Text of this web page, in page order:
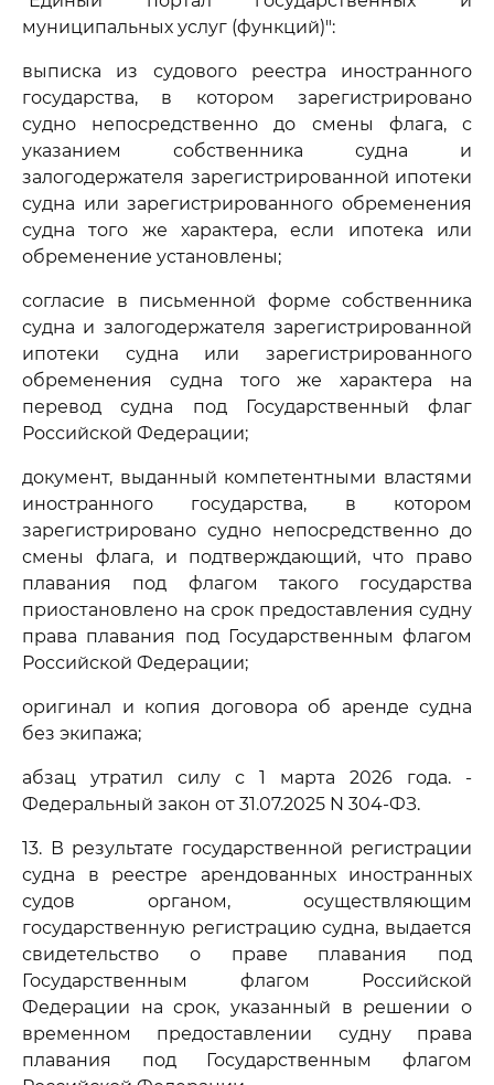
муниципальных услуг (функций)":
выписка из судового реестра иностранного
государства, в котором зарегистрировано
судно непосредственно до смены флага, с
указанием собственника судна и
залогодержателя зарегистрированной ипотеки
судна или зарегистрированного обременения
судна того же характера, если ипотека или
обременение установлены;
согласие в письменной форме собственника
судна и залогодержателя зарегистрированной
ипотеки судна или зарегистрированного
обременения судна того же характера на
перевод судна под Государственный флаг
Российской Федерации;
документ, выданный компетентными властями
иностранного государства, в котором
зарегистрировано судно непосредственно до
смены флага, и подтверждающий, что право
плавания под флагом такого государства
приостановлено на срок предоставления судну
права плавания под Государственным флагом
Российской Федерации;
оригинал и копия договора об аренде судна
без экипажа;
абзац утратил силу с 1 марта 2026 года. -
Федеральный закон от 31.07.2025 N 304-ФЗ.
13. В результате государственной регистрации
судна в реестре арендованных иностранных
судов органом, осуществляющим
государственную регистрацию судна, выдается
свидетельство о праве плавания под
Государственным флагом Российской
Федерации на срок, указанный в решении о
временном предоставлении судну права
плавания под Государственным флагом